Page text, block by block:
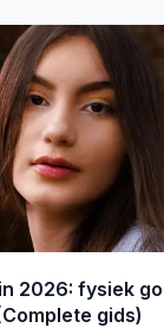
2026: fysiek
gids)